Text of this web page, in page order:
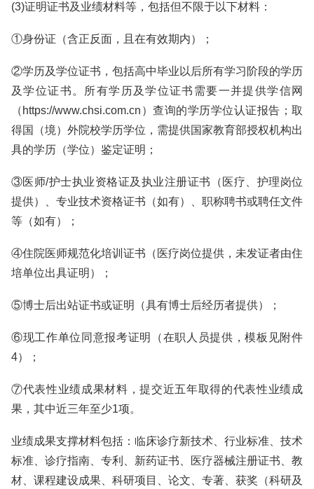
(3)证明证书及业绩材料等，包括但不限于以下材料：
①身份证（含正反面，且在有效期内）；
②学历及学位证书，包括高中毕业以后所有学习阶段的学历
及学位证书。所有学历及学位证书需要一并提供学信网
（https://www.chsi.com.cn）查询的学历学位认证报告；取
得国（境）外院校学历学位，需提供国家教育部授权机构出
具的学历（学位）鉴定证明；
③医师/护士执业资格证及执业注册证书（医疗、护理岗位
提供）、专业技术资格证书（如有）、职称聘书或聘任文件
等（如有）；
④住院医师规范化培训证书（医疗岗位提供，未发证者由住
培单位出具证明）；
⑤博士后出站证书或证明（具有博士后经历者提供）；
⑥现工作单位同意报考证明（在职人员提供，模板见附件
4）；
⑦代表性业绩成果材料，提交近五年取得的代表性业绩成
果，其中近三年至少1项。
业绩成果支撑材料包括：临床诊疗新技术、行业标准、技术
标准、诊疗指南、专利、新药证书、医疗器械注册证书、教
材、课程建设成果、科研项目、论文、专著、获奖（科研及